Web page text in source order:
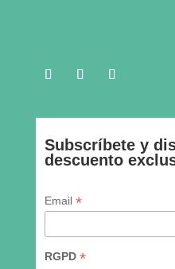
Subscríbete y
descuento
Email *
RGPD *